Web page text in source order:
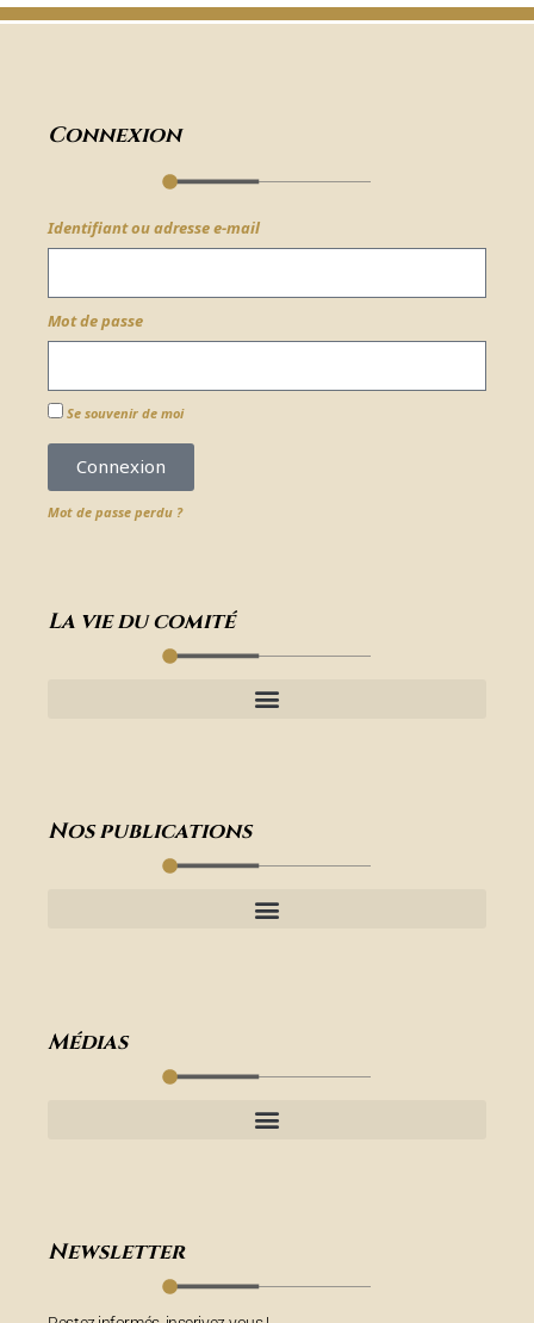
Connexion
Identifiant ou adresse e-mail
Mot de passe
Se souvenir de moi
Connexion
Mot de passe perdu ?
La vie du comité
Nos publications
Médias
Newsletter